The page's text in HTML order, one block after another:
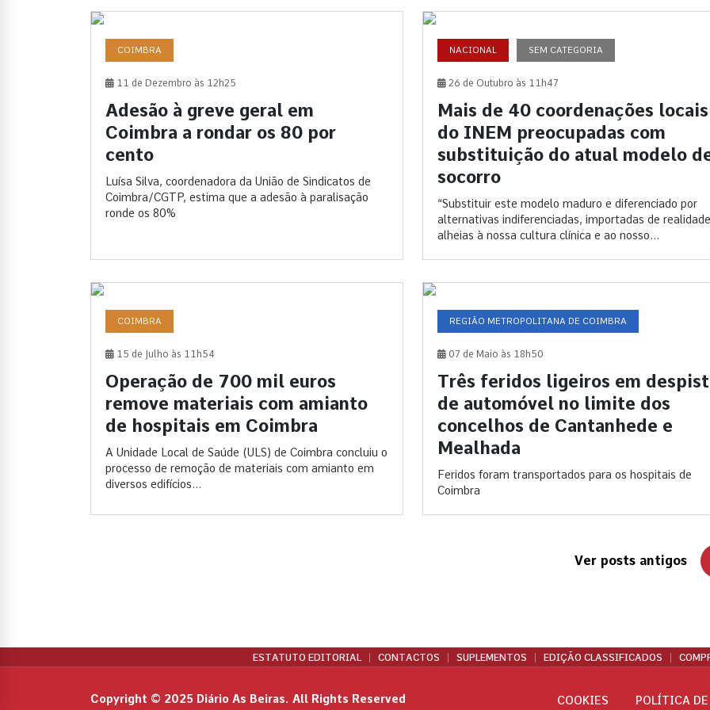
COIMBRA
11 de Dezembro às 12h25
Adesão à greve geral em
Coimbra a rondar os 80 por
cento
Luísa Silva, coordenadora da União de Sindicatos de
Coimbra/CGTP, estima que a adesão à paralisação
ronde os 80%
NACIONAL SEM CATEGORIA
26 de Outubro às 11h47
Mais de 40 coordenações locais
do INEM preocupadas com
substituição do atual modelo
socorro
“Substituir este modelo maduro e diferenciado por
alternativas indiferenciadas, importadas de
alheias à nossa cultura clínica e ao nosso...
COIMBRA
15 de Julho às 11h54
Operação de 700 mil euros
remove materiais com amianto
de hospitais em Coimbra
A Unidade Local de Saúde (ULS) de Coimbra concluiu o
processo de remoção de materiais com amianto em
diversos edifícios...
REGIÃO METROPOLITANA DE COIMBRA
07 de Maio às 18h50
Três feridos ligeiros em
de automóvel no limite dos
concelhos de Cantanhede e
Mealhada
Feridos foram transportados para os hospitais de
Coimbra
Ver posts antigos
ESTATUTO EDITORIAL CONTACTOS SUPLEMENTOS EDIÇÃO CLASSIFICADOS
Copyright © 2025 Diário As Beiras. All Rights Reserved COOKIES POLÍTICA